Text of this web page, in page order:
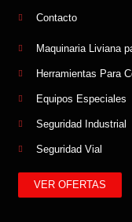
Contacto
Maquinaria Liviana
Herramientas Para
Equipos Especiales
Seguridad Industrial
Seguridad Vial
VER OFERTAS